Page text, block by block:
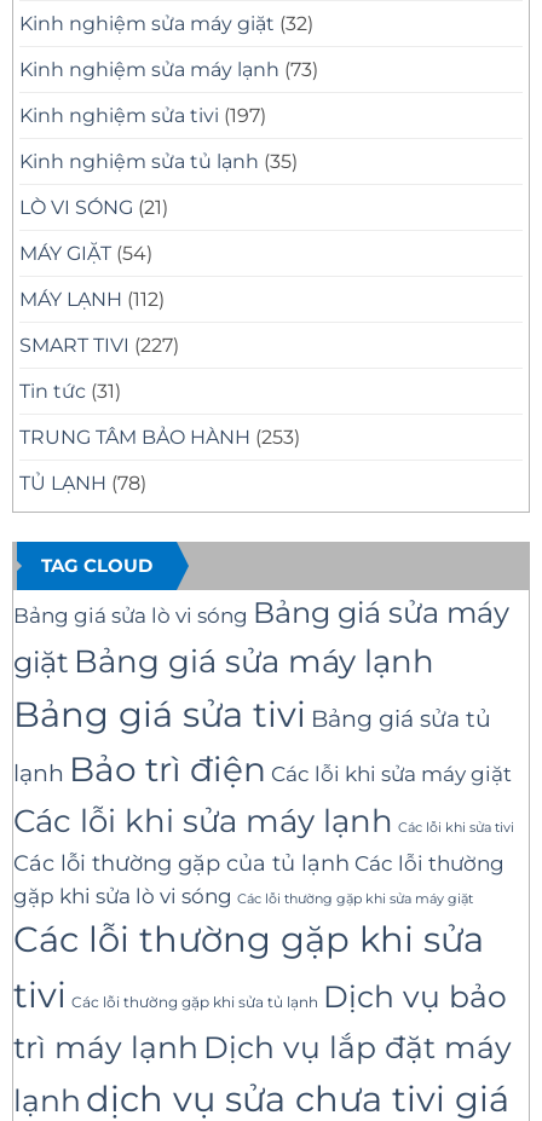
Kinh nghiệm sửa máy giặt (32)
Kinh nghiệm sửa máy lạnh (73)
Kinh nghiệm sửa tivi (197)
Kinh nghiệm sửa tủ lạnh (35)
LÒ VI SÓNG (21)
MÁY GIẶT (54)
MÁY LẠNH (112)
SMART TIVI (227)
Tin tức (31)
TRUNG TÂM BẢO HÀNH (253)
TỦ LẠNH (78)
TAG CLOUD
Bảng giá sửa lò vi sóng Bảng giá sửa máy
giặt Bảng giá sửa máy lạnh
Bảng giá sửa tivi Bảng giá sửa tủ
lạnh Bảo trì điện Các lỗi khi sửa máy giặt
Các lỗi khi sửa máy lạnh Các lỗi khi sửa tivi
Các lỗi thường gặp của tủ lạnh Các lỗi thường
gặp khi sửa lò vi sóng Các lỗi thường gặp khi sửa máy giặt
Các lỗi thường gặp khi sửa
tivi Các lỗi thường gặp khi sửa tủ lạnh Dịch vụ bảo
trì máy lạnh Dịch vụ lắp đặt máy
lạnh dịch vụ sửa chưa tivi giá